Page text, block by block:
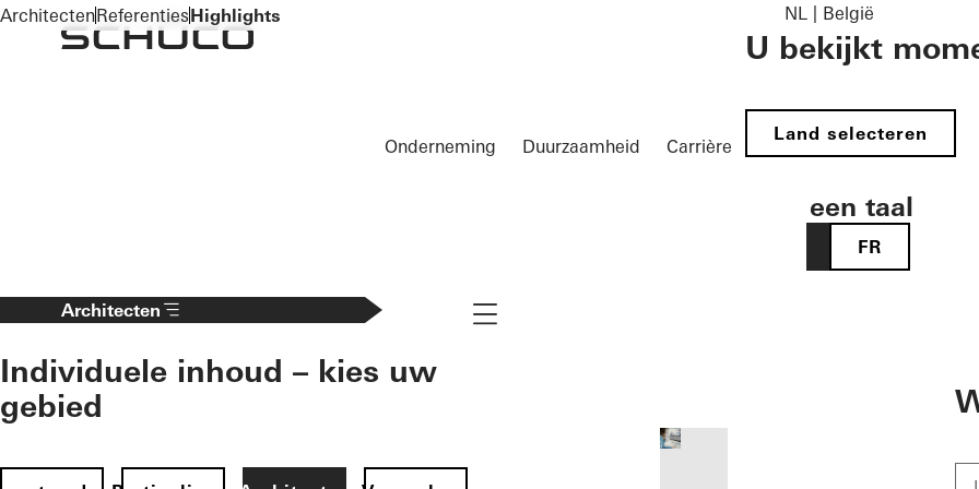
To the main content
Onderneming Duurzaamheid Carrière
NL | België
U bekijkt
Land selecteren
Kies een taal
FR
Architecten
Individuele inhoud – kies uw
gebied
Navigation öffnen
ArchitectenReferentiesHighlights